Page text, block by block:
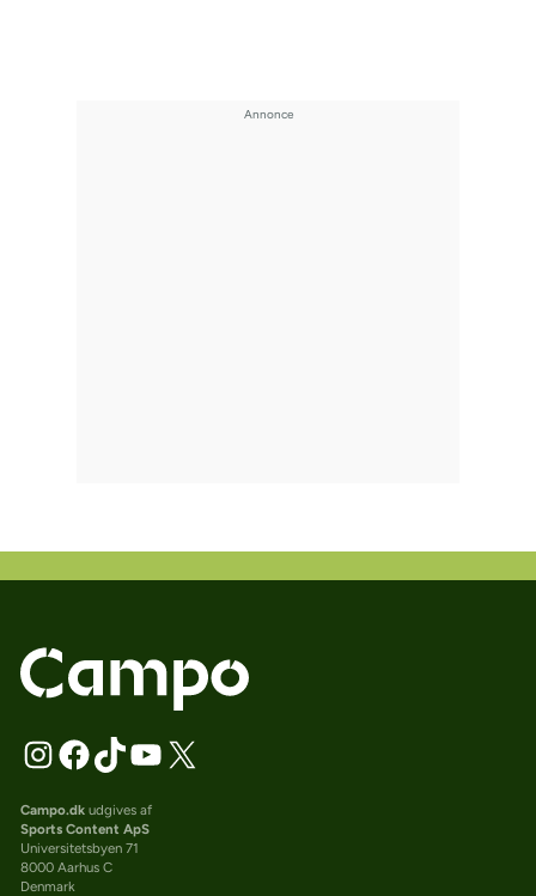
Campo.dkudgives af
Sports Content ApS
Universitetsbyen 71
8000 Aarhus C
Denmark